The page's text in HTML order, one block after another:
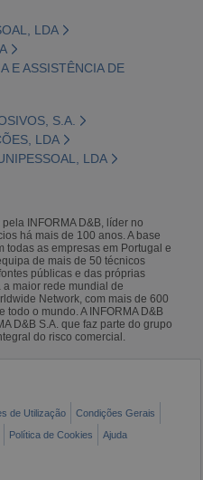
LDA
E ASSISTÊNCIA DE
S.A.
LDA
LDA
INFORMA D&B, líder no
há mais de 100 anos. A base
todas as empresas em Portugal e
de mais de 50 técnicos
públicas e das próprias
maior rede mundial de
Network, com mais de 600
o mundo. A INFORMA D&B
D&B S.A. que faz parte do grupo
do risco comercial.
de Utilização
Condições Gerais
Política de Cookies Ajuda